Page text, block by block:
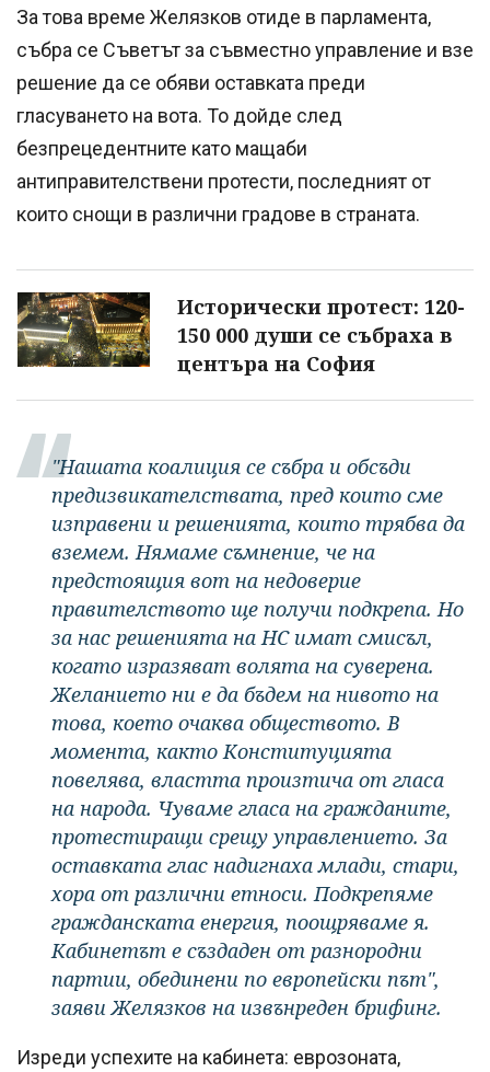
За това време Желязков отиде в парламента,
събра се Съветът за съвместно управление и взе
решение да се обяви оставката преди
гласуването на вота. То дойде след
безпрецедентните като мащаби
антиправителствени протести, последният от
които снощи в различни градове в страната.
Исторически протест: 120-
150 000 души се събраха в
центъра на София
"Нашата коалиция се събра и обсъди
предизвикателствата, пред които сме
изправени и решенията, които трябва да
вземем. Нямаме съмнение, че на
предстоящия вот на недоверие
правителството ще получи подкрепа. Но
за нас решенията на НС имат смисъл,
когато изразяват волята на суверена.
Желанието ни е да бъдем на нивото на
това, което очаква обществото. В
момента, както Конституцията
повелява, властта произтича от гласа
на народа. Чуваме гласа на гражданите,
протестиращи срещу управлението. За
оставката глас надигнаха млади, стари,
хора от различни етноси. Подкрепяме
гражданската енергия, поощряваме я.
Кабинетът е създаден от разнородни
партии, обединени по европейски път",
заяви Желязков на извънреден брифинг.
Изреди успехите на кабинета: еврозоната,